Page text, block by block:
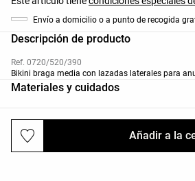
Añadir a la
Envío a domicilio o a punto de recogida
Descripción de producto
Ref. 0720/520/390
Bikini braga media con lazadas laterales para
Materiales y cuidados
Envíos y devoluciones